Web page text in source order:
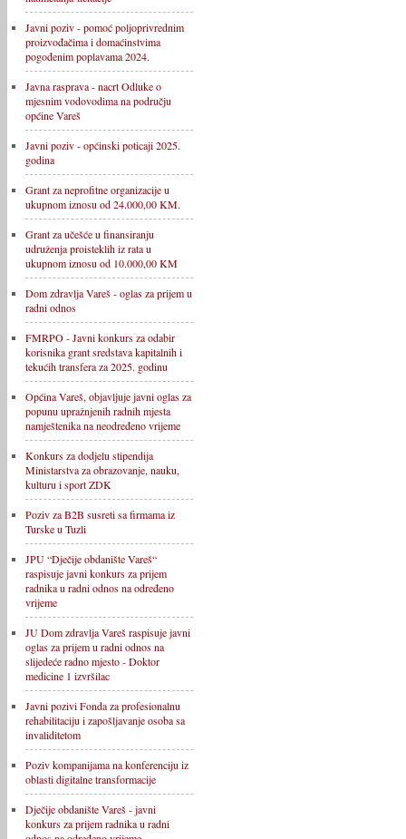
Javni poziv - pomoć poljoprivrednim
proizvođačima i domaćinstvima
pogođenim poplavama 2024.
Javna rasprava - nacrt Odluke o
mjesnim vodovodima na području
općine Vareš
Javni poziv - općinski poticaji 2025.
godina
Grant za neprofitne organizacije u
ukupnom iznosu od 24.000,00 KM.
Grant za učešće u finansiranju
udruženja proisteklih iz rata u
ukupnom iznosu od 10.000,00 KM
Dom zdravlja Vareš - oglas za prijem u
radni odnos
FMRPO - Javni konkurs za odabir
korisnika grant sredstava kapitalnih i
tekućih transfera za 2025. godinu
Općina Vareš, objavljuje javni oglas za
popunu upražnjenih radnih mjesta
namještenika na neodređeno vrijeme
Konkurs za dodjelu stipendija
Ministarstva za obrazovanje, nauku,
kulturu i sport ZDK
Poziv za B2B susreti sa firmama iz
Turske u Tuzli
JPU “Dječije obdanište Vareš“
raspisuje javni konkurs za prijem
radnika u radni odnos na određeno
vrijeme
JU Dom zdravlja Vareš raspisuje javni
oglas za prijem u radni odnos na
slijedeće radno mjesto - Doktor
medicine 1 izvršilac
Javni pozivi Fonda za profesionalnu
rehabilitaciju i zapošljavanje osoba sa
invaliditetom
Poziv kompanijama na konferenciju iz
oblasti digitalne transformacije
Dječije obdanište Vareš - javni
konkurs za prijem radnika u radni